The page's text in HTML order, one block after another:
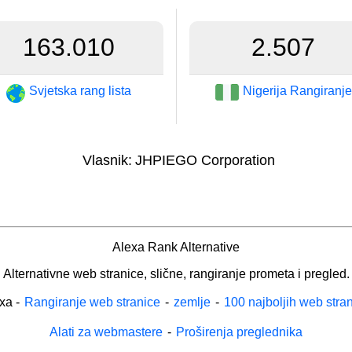
163.010
Svjetska rang lista
2.507
Nigerija Rangiranje
Vlasnik: JHPIEGO Corporation
Alexa Rank Alternative
Alternativne web stranice, slične, rangiranje prometa i pregled.
- Rangiranje web stranice - zemlje - 100 najboljih web
Alati za webmastere - Proširenja preglednika